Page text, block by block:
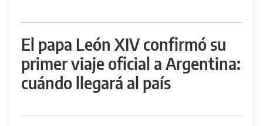
El papa León XIV confirmó su
primer viaje oficial a Argentina:
cuándo llegará al país